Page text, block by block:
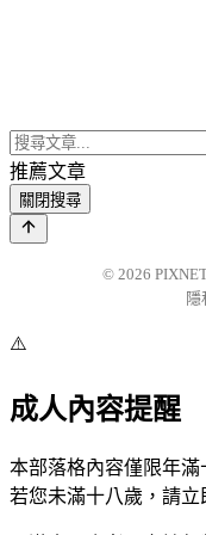
推薦文章
關閉搜尋
© 2026
隱
⚠️
成人內容提醒
本部落格內容僅限年滿
若您未滿十八歲，請立